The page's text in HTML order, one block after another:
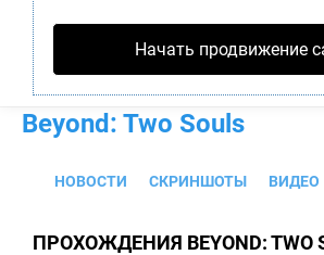
Начать продвижение
Beyond: Two Souls
НОВОСТИ СКРИНШОТЫ ВИДЕО
ПРОХОЖДЕНИЯ BEYOND: TWO